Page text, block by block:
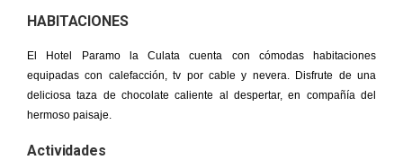
HABITACIONES
El Hotel Paramo la Culata cuenta con cómodas habitaciones
equipadas con calefacción, tv por cable y nevera. Disfrute de una
deliciosa taza de chocolate caliente al despertar, en compañía del
hermoso paisaje.
Actividades